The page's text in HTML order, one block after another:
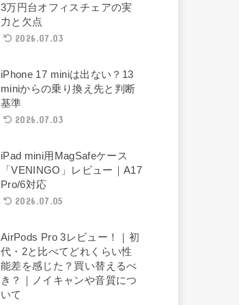
3万円台オフィスチェアの実
力と欠点
2026.07.03
iPhone 17 miniは出ない？13
miniからの乗り換え先と判断
基準
2026.07.03
iPad mini用MagSafeケース
「VENINGO」レビュー｜A17
Pro/6対応
2026.07.05
AirPods Pro 3レビュー！｜初
代・2と比べてどれくらい性
能差を感じた？買い替えるべ
き？｜ノイキャンや音質につ
いて